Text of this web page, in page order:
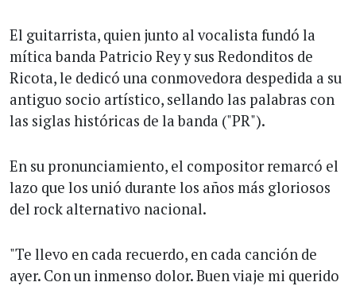
El guitarrista, quien junto al vocalista fundó la
mítica banda Patricio Rey y sus Redonditos de
Ricota, le dedicó una conmovedora despedida a su
antiguo socio artístico, sellando las palabras con
las siglas históricas de la banda ("PR").
En su pronunciamiento, el compositor remarcó el
lazo que los unió durante los años más gloriosos
del rock alternativo nacional.
"Te llevo en cada recuerdo, en cada canción de
ayer. Con un inmenso dolor. Buen viaje mi querido